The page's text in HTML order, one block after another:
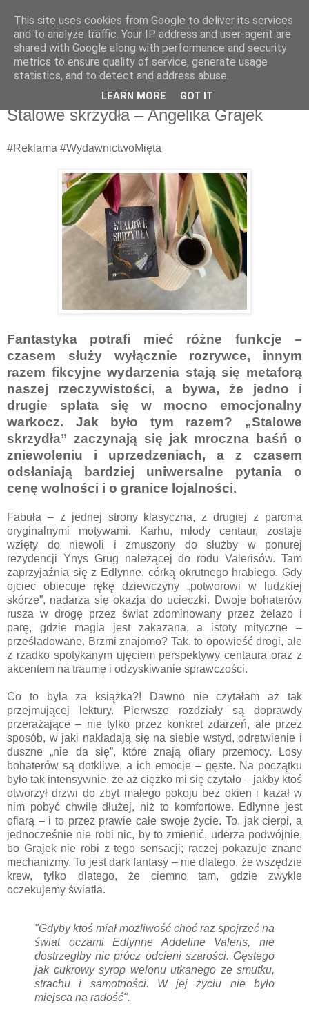
Recenzje na widelcu
Portal kulturalny - książki, recenzje, inspiracje, konkursy.
sobota, 28 lutego 2026
Stalowe skrzydła – Angelika Grajek
#Reklama #WydawnictwoMięta
Fantastyka potrafi mieć różne funkcje –
czasem służy wyłącznie rozrywce, innym
razem fikcyjne wydarzenia stają się metaforą
naszej rzeczywistości, a bywa, że jedno i
drugie splata się w mocno emocjonalny
warkocz. Jak było tym razem? „Stalowe
skrzydła” zaczynają się jak mroczna baśń o
zniewoleniu i uprzedzeniach, a z czasem
odsłaniają bardziej uniwersalne pytania o
cenę wolności i o granice lojalności.
Fabuła – z jednej strony klasyczna, z drugiej z paroma
oryginalnymi motywami. Karhu, młody centaur, zostaje
wzięty do niewoli i zmuszony do służby w ponurej
rezydencji Ynys Grug należącej do rodu Valerisów. Tam
zaprzyjaźnia się z Edlynne, córką okrutnego hrabiego. Gdy
ojciec obiecuje rękę dziewczyny „potworowi w ludzkiej
skórze”, nadarza się okazja do ucieczki. Dwoje bohaterów
rusza w drogę przez świat zdominowany przez żelazo i
parę, gdzie magia jest zakazana, a istoty mityczne –
prześladowane. Brzmi znajomo? Tak, to opowieść drogi, ale
z rzadko spotykanym ujęciem perspektywy centaura oraz z
akcentem na traumę i odzyskiwanie sprawczości.
Co to była za książka?! Dawno nie czytałam aż tak
przejmującej lektury. Pierwsze rozdziały są doprawdy
przerażające – nie tylko przez konkret zdarzeń, ale przez
sposób, w jaki nakładają się na siebie wstyd, odrętwienie i
duszne „nie da się”, które znają ofiary przemocy. Losy
bohaterów są dotkliwe, a ich emocje – gęste. Na początku
było tak intensywnie, że aż ciężko mi się czytało – jakby ktoś
otworzył drzwi do zbyt małego pokoju bez okien i kazał w
nim pobyć chwilę dłużej, niż to komfortowe. Edlynne jest
ofiarą – i to przez prawie całe swoje życie. To, jak cierpi, a
jednocześnie nie robi nic, by to zmienić, uderza podwójnie,
bo Grajek nie robi z tego sensacji; raczej pokazuje znane
mechanizmy. To jest dark fantasy – nie dlatego, że wszędzie
krew, tylko dlatego, że ciemno tam, gdzie zwykle
oczekujemy światła.
"Gdyby ktoś miał możliwość choć raz spojrzeć na
świat oczami Edlynne Addeline Valeris, nie
dostrzegłby nic prócz odcieni szarości. Gęstego
jak cukrowy syrop welonu utkanego ze smutku,
strachu i samotności. W jej życiu nie było
miejsca na radość".
This site uses cookies from Google to deliver its services
and to analyze traffic. Your IP address and user-agent are
shared with Google along with performance and security
metrics to ensure quality of service, generate usage
statistics, and to detect and address abuse.
LEARN MORE GOT IT